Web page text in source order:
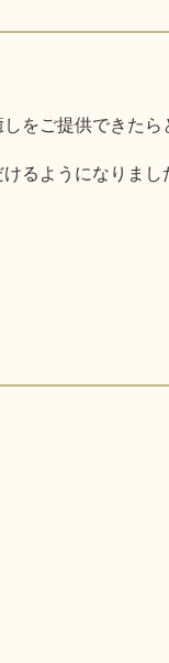
をご提供できたら
るようになりまし